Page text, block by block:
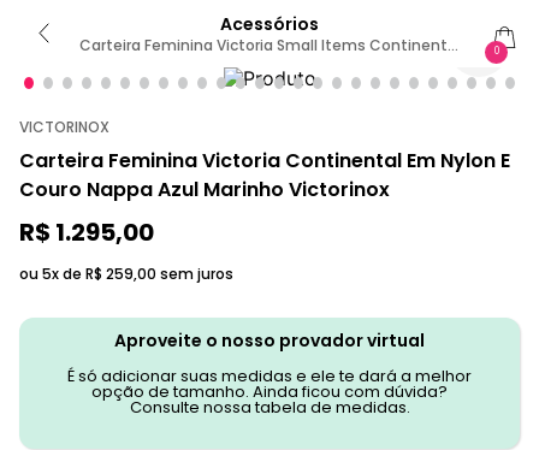
Acessórios
Carteira Feminina Victoria Small Items Continental
Wallet Un / Preta
0
VICTORINOX
Carteira Feminina Victoria Continental Em Nylon E
Couro Nappa Azul Marinho Victorinox
R$ 1.295,00
ou 5x de R$ 259,00 sem juros
Aproveite o nosso provador virtual
É só adicionar suas medidas e ele te dará a melhor
opção de tamanho. Ainda ficou com dúvida?
Consulte nossa tabela de medidas.